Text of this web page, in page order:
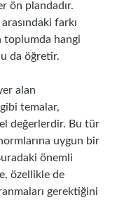
ön plandadır.
farkı
toplumda hangi
da öğretir.
alan
temalar,
değerlerdir. Bu tür
uygun bir
önemli
özellikle de
gerektiğini